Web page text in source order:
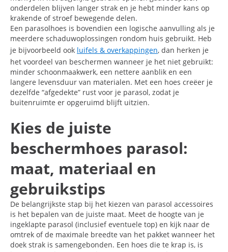
onderdelen blijven langer strak en je hebt minder kans op
krakende of stroef bewegende delen.
Een parasolhoes is bovendien een logische aanvulling als je
meerdere schaduwoplossingen rondom huis gebruikt. Heb
je bijvoorbeeld ook luifels & overkappingen, dan herken je
het voordeel van beschermen wanneer je het niet gebruikt:
minder schoonmaakwerk, een nettere aanblik en een
langere levensduur van materialen. Met een hoes creëer je
dezelfde “afgedekte” rust voor je parasol, zodat je
buitenruimte er opgeruimd blijft uitzien.
Kies de juiste
beschermhoes parasol:
maat, materiaal en
gebruikstips
De belangrijkste stap bij het kiezen van parasol accessoires
is het bepalen van de juiste maat. Meet de hoogte van je
ingeklapte parasol (inclusief eventuele top) en kijk naar de
omtrek of de maximale breedte van het pakket wanneer het
doek strak is samengebonden. Een hoes die te krap is, is